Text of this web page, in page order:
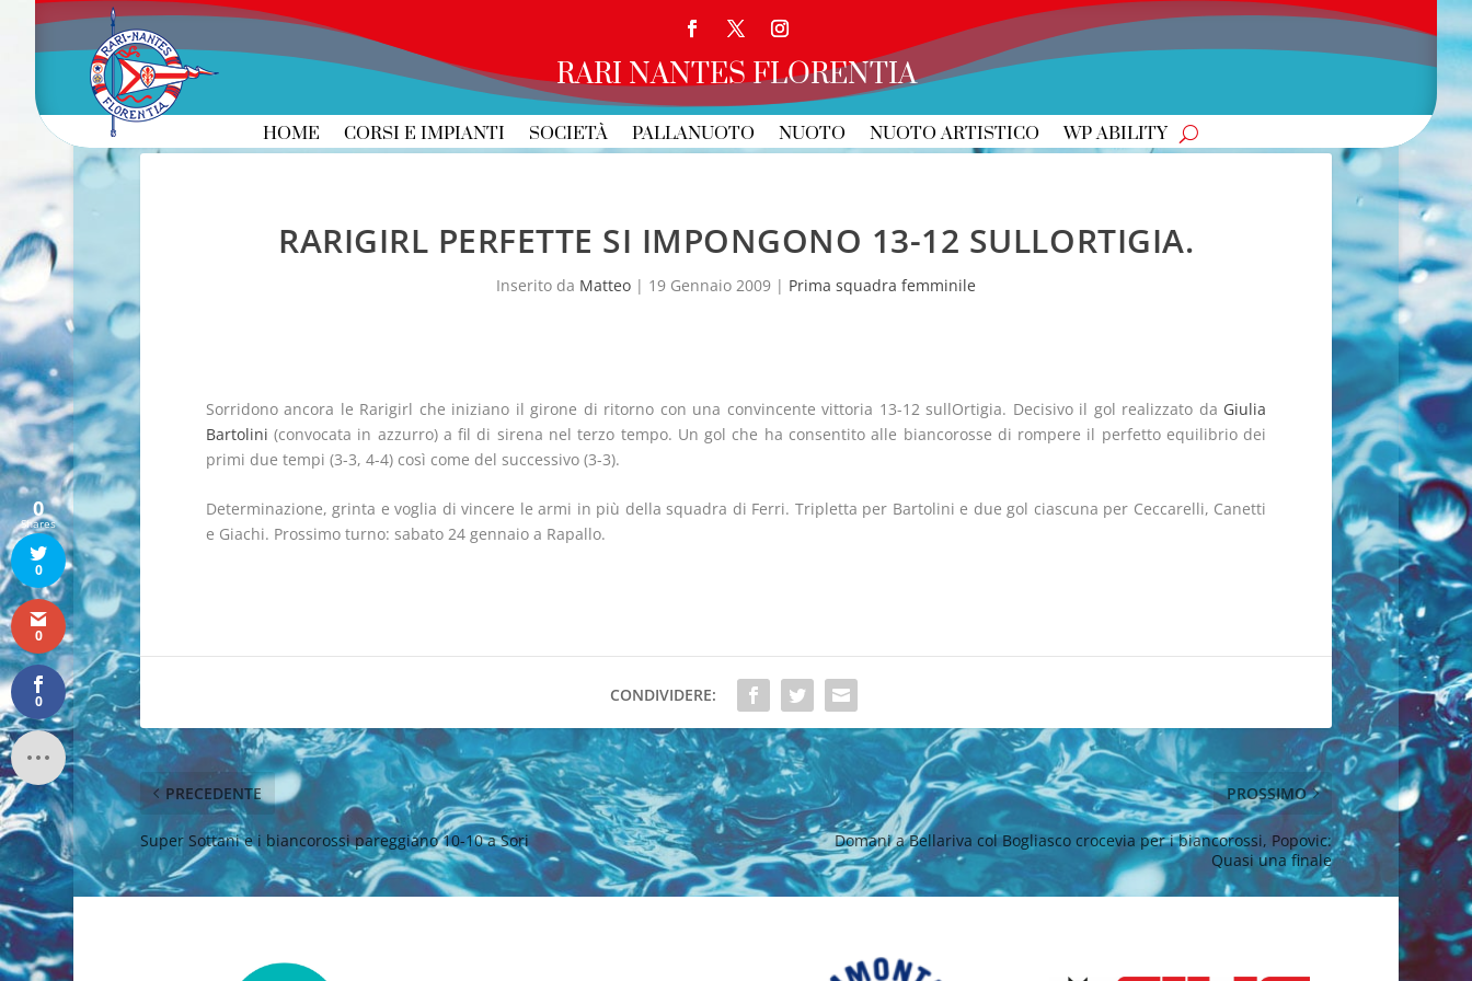
RARI NANTES FLORENTIA
HOME CORSI E IMPIANTI SOCIETÀ PALLANUOTO NUOTO NUOTO ARTISTICO WP ABILITY
RARIGIRL PERFETTE SI IMPONGONO 13-12 SULLORTIGIA.
Inserito da Matteo | 19 Gennaio 2009 | Prima squadra femminile
Sorridono ancora le Rarigirl che iniziano il girone di ritorno con una convincente vittoria 13-12 sullOrtigia. Decisivo il gol realizzato da Giulia
Bartolini (convocata in azzurro) a fil di sirena nel terzo tempo. Un gol che ha consentito alle biancorosse di rompere il perfetto equilibrio dei
primi due tempi (3-3, 4-4) così come del successivo (3-3).
Determinazione, grinta e voglia di vincere le armi in più della squadra di Ferri. Tripletta per Bartolini e due gol ciascuna per Ceccarelli, Canetti
e Giachi. Prossimo turno: sabato 24 gennaio a Rapallo.
CONDIVIDERE:
PRECEDENTE
Super Sottani e i biancorossi pareggiano 10-10 a Sori
PROSSIMO
Domani a Bellariva col Bogliasco crocevia per i biancorossi, Popovic:
Quasi una finale
0
Shares
0
0
0